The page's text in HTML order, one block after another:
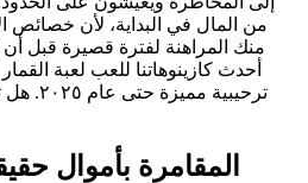
من المال في البداية، لأن خصائص
منك المراهنة لفترة قصيرة قبل
أحدث كازينوهاتنا للعب لعبة
ترحيبية مميزة حتى عام ٢٠٢٥.
هل
المقامرة بأموال